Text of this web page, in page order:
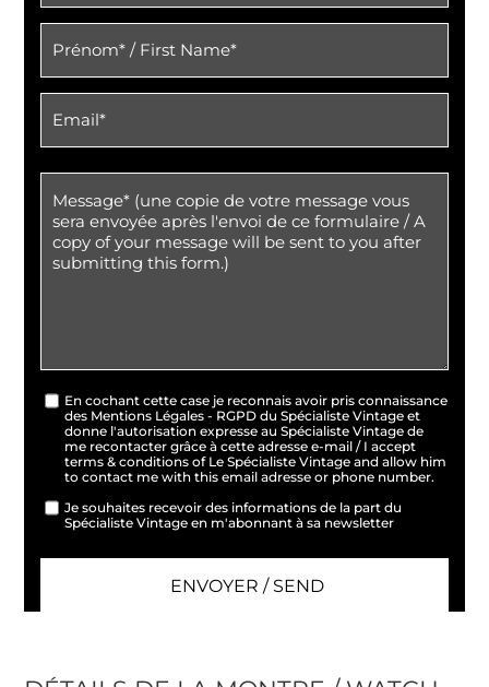
En cochant cette case je reconnais avoir pris connaissance
des Mentions Légales - RGPD du Spécialiste Vintage et
donne l'autorisation expresse au Spécialiste Vintage de
me recontacter grâce à cette adresse e-mail / I accept
terms & conditions of Le Spécialiste Vintage and allow him
to contact me with this email adresse or phone number.
Je souhaites recevoir des informations de la part du
Spécialiste Vintage en m'abonnant à sa newsletter